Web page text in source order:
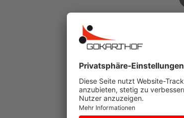
auf den Korpus der Fahrzeuge 5 Jahre Garantie
wie z.B. Handgriffe, Pedale und Bereifung, sind von
Gewährleistungsanspruch bleibt von den